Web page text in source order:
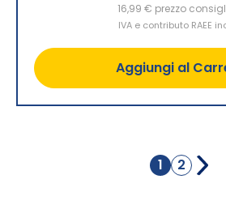
16,99 € prezzo
IVA e contributo RAEE
Aggiungi al
Pagina
1 Pagina
2